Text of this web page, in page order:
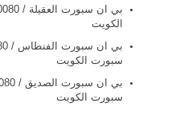
الكويت
سبورت الكويت
سبورت الكويت